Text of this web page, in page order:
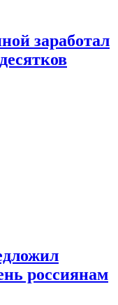
заработал
россиянам